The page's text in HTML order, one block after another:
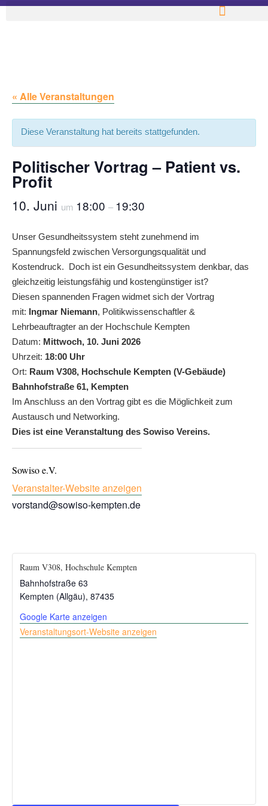
« Alle Veranstaltungen
Diese Veranstaltung hat bereits stattgefunden.
Politischer Vortrag – Patient vs.
Profit
10. Juni um 18:00 – 19:30
Unser Gesundheitssystem steht zunehmend im
Spannungsfeld zwischen Versorgungsqualität und
Kostendruck. Doch ist ein Gesundheitssystem denkbar, das
gleichzeitig leistungsfähig und kostengünstiger ist?
Diesen spannenden Fragen widmet sich der Vortrag
mit: Ingmar Niemann, Politikwissenschaftler &
Lehrbeauftragter an der Hochschule Kempten
Datum: Mittwoch, 10. Juni 2026
Uhrzeit: 18:00 Uhr
Ort: Raum V308, Hochschule Kempten (V-Gebäude)
Bahnhofstraße 61, Kempten
Im Anschluss an den Vortrag gibt es die Möglichkeit zum
Austausch und Networking.
Dies ist eine Veranstaltung des Sowiso Vereins.
Sowiso e.V.
Veranstalter-Website anzeigen
vorstand@sowiso-kempten.de
Raum V308, Hochschule Kempten
Bahnhofstraße 63
Kempten (Allgäu), 87435
Google Karte anzeigen
Veranstaltungsort-Website anzeigen